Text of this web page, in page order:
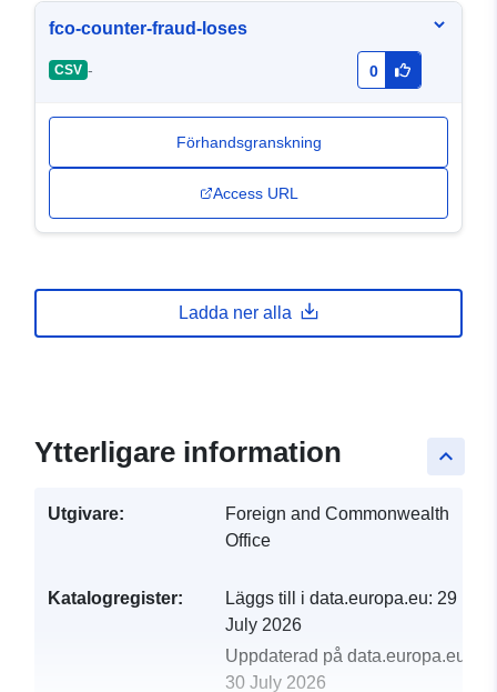
fco-counter-fraud-loses
CSV - 0
Förhandsgranskning
Access URL
Ladda ner alla
keyboard_arrow_up
Ytterligare information
Utgivare:
Foreign and Commonwealth
Office
Katalogregister: Läggs till i data.europa.eu: 29
July 2026
Uppdaterad på data.europa.eu:
30 July 2026